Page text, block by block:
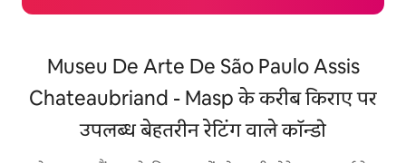
Museu De Arte De São Paulo Assis
Chateaubriand - Masp के करीब किराए पर
उपलब्ध बेहतरीन रेटिंग वाले कॉन्डो